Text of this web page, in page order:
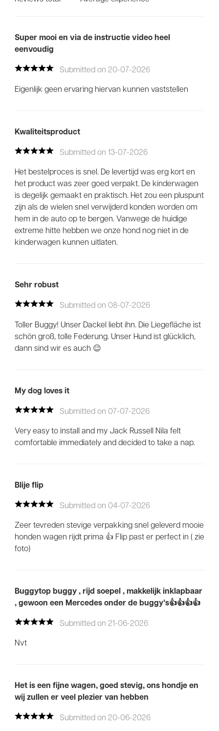
Super mooi en via de instructie video heel
eenvoudig
Submitted on 20-07-2026
Eigenlijk geen ervaring hiervan kunnen vaststellen
Kwaliteitsproduct
Submitted on 13-07-2026
Het bestelproces is snel. De levertijd was erg kort en
het product was zeer goed verpakt. De kinderwagen
is degelijk gemaakt en praktisch. Het zou een pluspunt
zijn als de wielen snel verwijderd konden worden om
hem in de auto op te bergen. Vanwege de huidige
extreme hitte hebben we onze hond nog niet in de
kinderwagen kunnen uitlaten.
Sehr robust
Submitted on 08-07-2026
Toller Buggy! Unser Dackel liebt ihn. Die Liegefläche ist
schön groß, tolle Federung. Unser Hund ist glücklich,
dann sind wir es auch 😉
My dog loves it
Submitted on 07-07-2026
Very easy to install and my Jack Russell Nila felt
comfortable immediately and decided to take a nap.
Blije flip
Submitted on 04-07-2026
Zeer tevreden stevige verpakking snel geleverd mooie
honden wagen rijdt prima 👍 Flip past er perfect in ( zie
foto)
Buggytop buggy , rijd soepel , makkelijk inklapbaar
, gewoon een Mercedes onder de buggy’s👍👍👍👍
Submitted on 21-06-2026
Nvt
Het is een fijne wagen, goed stevig, ons hondje en
wij zullen er veel plezier van hebben
Submitted on 20-06-2026